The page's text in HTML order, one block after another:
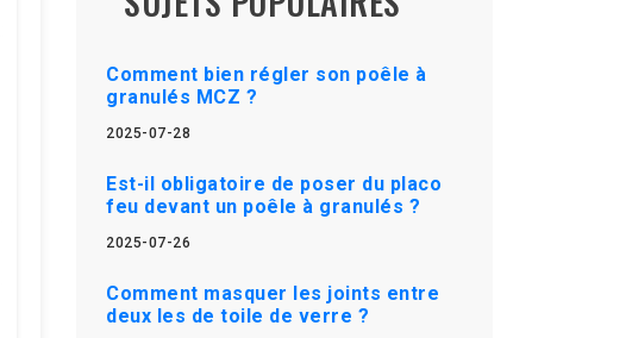
Comment bien régler son poêle à
granulés MCZ ?
2025-07-28
Est-il obligatoire de poser du placo
feu devant un poêle à granulés ?
2025-07-26
Comment masquer les joints entre
deux les de toile de verre ?